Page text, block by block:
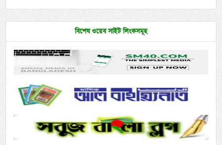
বিশেষ ওয়েব সাইট লিংকসমূহ